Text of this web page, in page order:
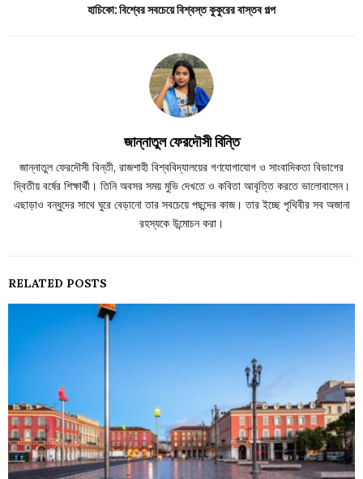
হাচিকো: বিশ্বের সবচেয়ে বিশ্বস্ত কুকুরের বাস্তব গল্প
জান্নাতুল ফেরদৌসী বিন্তি
জান্নাতুল ফেরদৌসী বিন্তী, রাজশাহী বিশ্ববিদ্যালয়ের গণযোগাযোগ ও সাংবাদিকতা বিভাগের
দ্বিতীয় বর্ষের শিক্ষার্থী। তিনি অবসর সময় মুভি দেখতে ও কবিতা আবৃত্তি করতে ভালোবাসেন।
এছাড়াও বন্ধুদের সাথে ঘুরে বেড়ানো তার সবচেয়ে পছন্দের কাজ। তার ইচ্ছে পৃথিবীর সব অজানা
রহস্যকে উন্মোচন করা।
RELATED POSTS